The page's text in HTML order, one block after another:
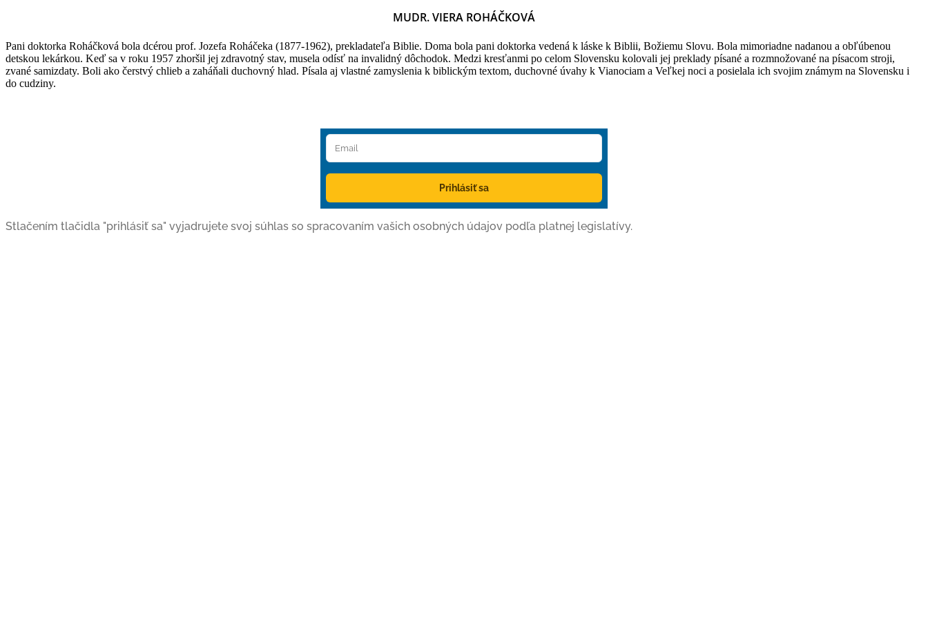
MUDR. VIERA ROHÁČKOVÁ
Pani doktorka Roháčková bola dcérou prof. Jozefa Roháčeka (1877-1962), prekladateľa Biblie. Doma bola pani doktorka vedená k láske k Biblii, Božiemu Slovu. Bola mimoriadne nadanou a obľúbenou
detskou lekárkou. Keď sa v roku 1957 zhoršil jej zdravotný stav, musela odísť na invalidný dôchodok. Medzi kresťanmi po celom Slovensku kolovali jej preklady písané a rozmnožované na písacom stroji,
zvané samizdaty. Boli ako čerstvý chlieb a zaháňali duchovný hlad. Písala aj vlastné zamyslenia k biblickým textom, duchovné úvahy k Vianociam a Veľkej noci a posielala ich svojim známym na Slovensku i
do cudziny.
Prihlásiť sa
Stlačením tlačidla "prihlásiť sa" vyjadrujete svoj súhlas so spracovaním vašich osobných údajov podľa platnej legislatívy.